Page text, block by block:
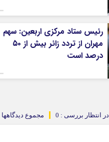
رئیس ستاد مرکزی اربعین: سهم
مهران از تردد زائر بیش از ۵۰
درصد است
مجموع دیدگاهها در انتظار بررسی : 0